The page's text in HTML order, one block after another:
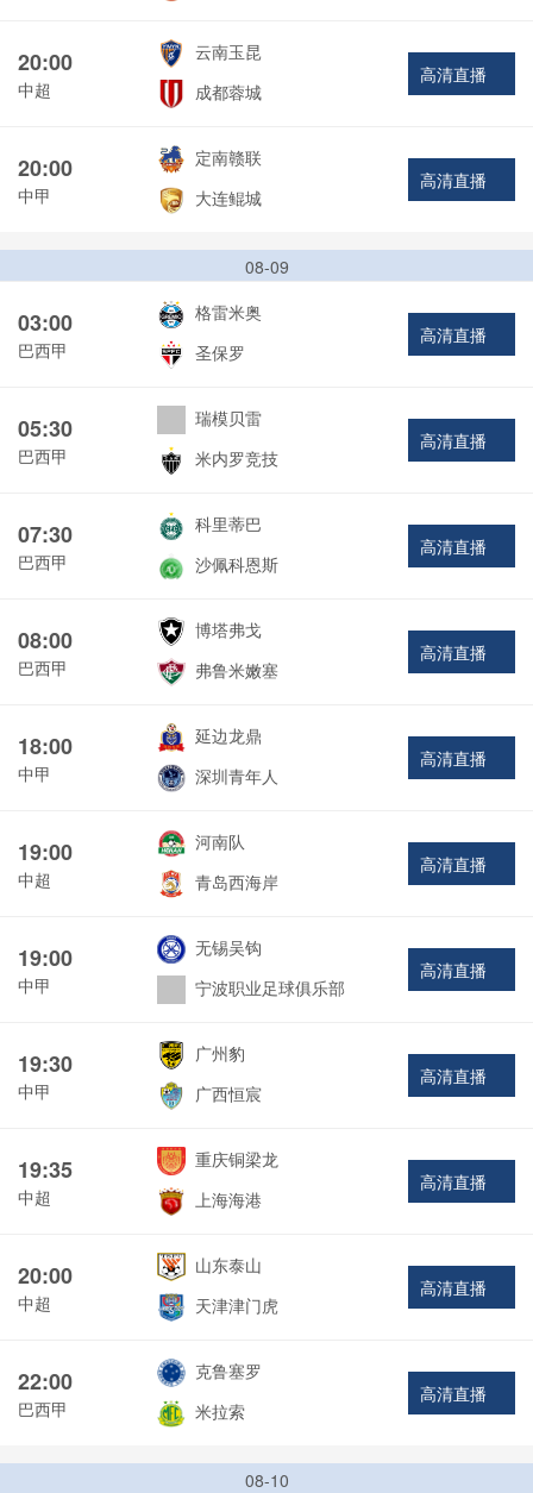
20:00
中超
云南玉昆
成都蓉城
高清直播
20:00
中甲
定南赣联
大连鲲城
高清直播
08-09
03:00
巴西甲
格雷米奥
圣保罗
高清直播
05:30
巴西甲
瑞模贝雷
米内罗竞技
高清直播
07:30
巴西甲
科里蒂巴
沙佩科恩斯
高清直播
08:00
巴西甲
博塔弗戈
弗鲁米嫩塞
高清直播
18:00
中甲
延边龙鼎
深圳青年人
高清直播
19:00
中超
河南队
青岛西海岸
高清直播
19:00
中甲
无锡吴钩
宁波职业足球俱乐部
高清直播
19:30
中甲
广州豹
广西恒宸
高清直播
19:35
中超
重庆铜梁龙
上海海港
高清直播
20:00
中超
山东泰山
天津津门虎
高清直播
22:00
巴西甲
克鲁塞罗
米拉索
高清直播
08-10